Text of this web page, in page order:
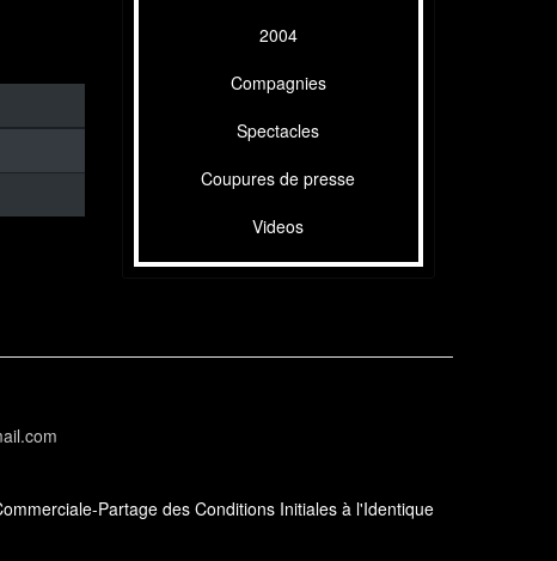
2004
Compagnies
Spectacles
Coupures de presse
Videos
Partage des Conditions Initiales à l'Identique